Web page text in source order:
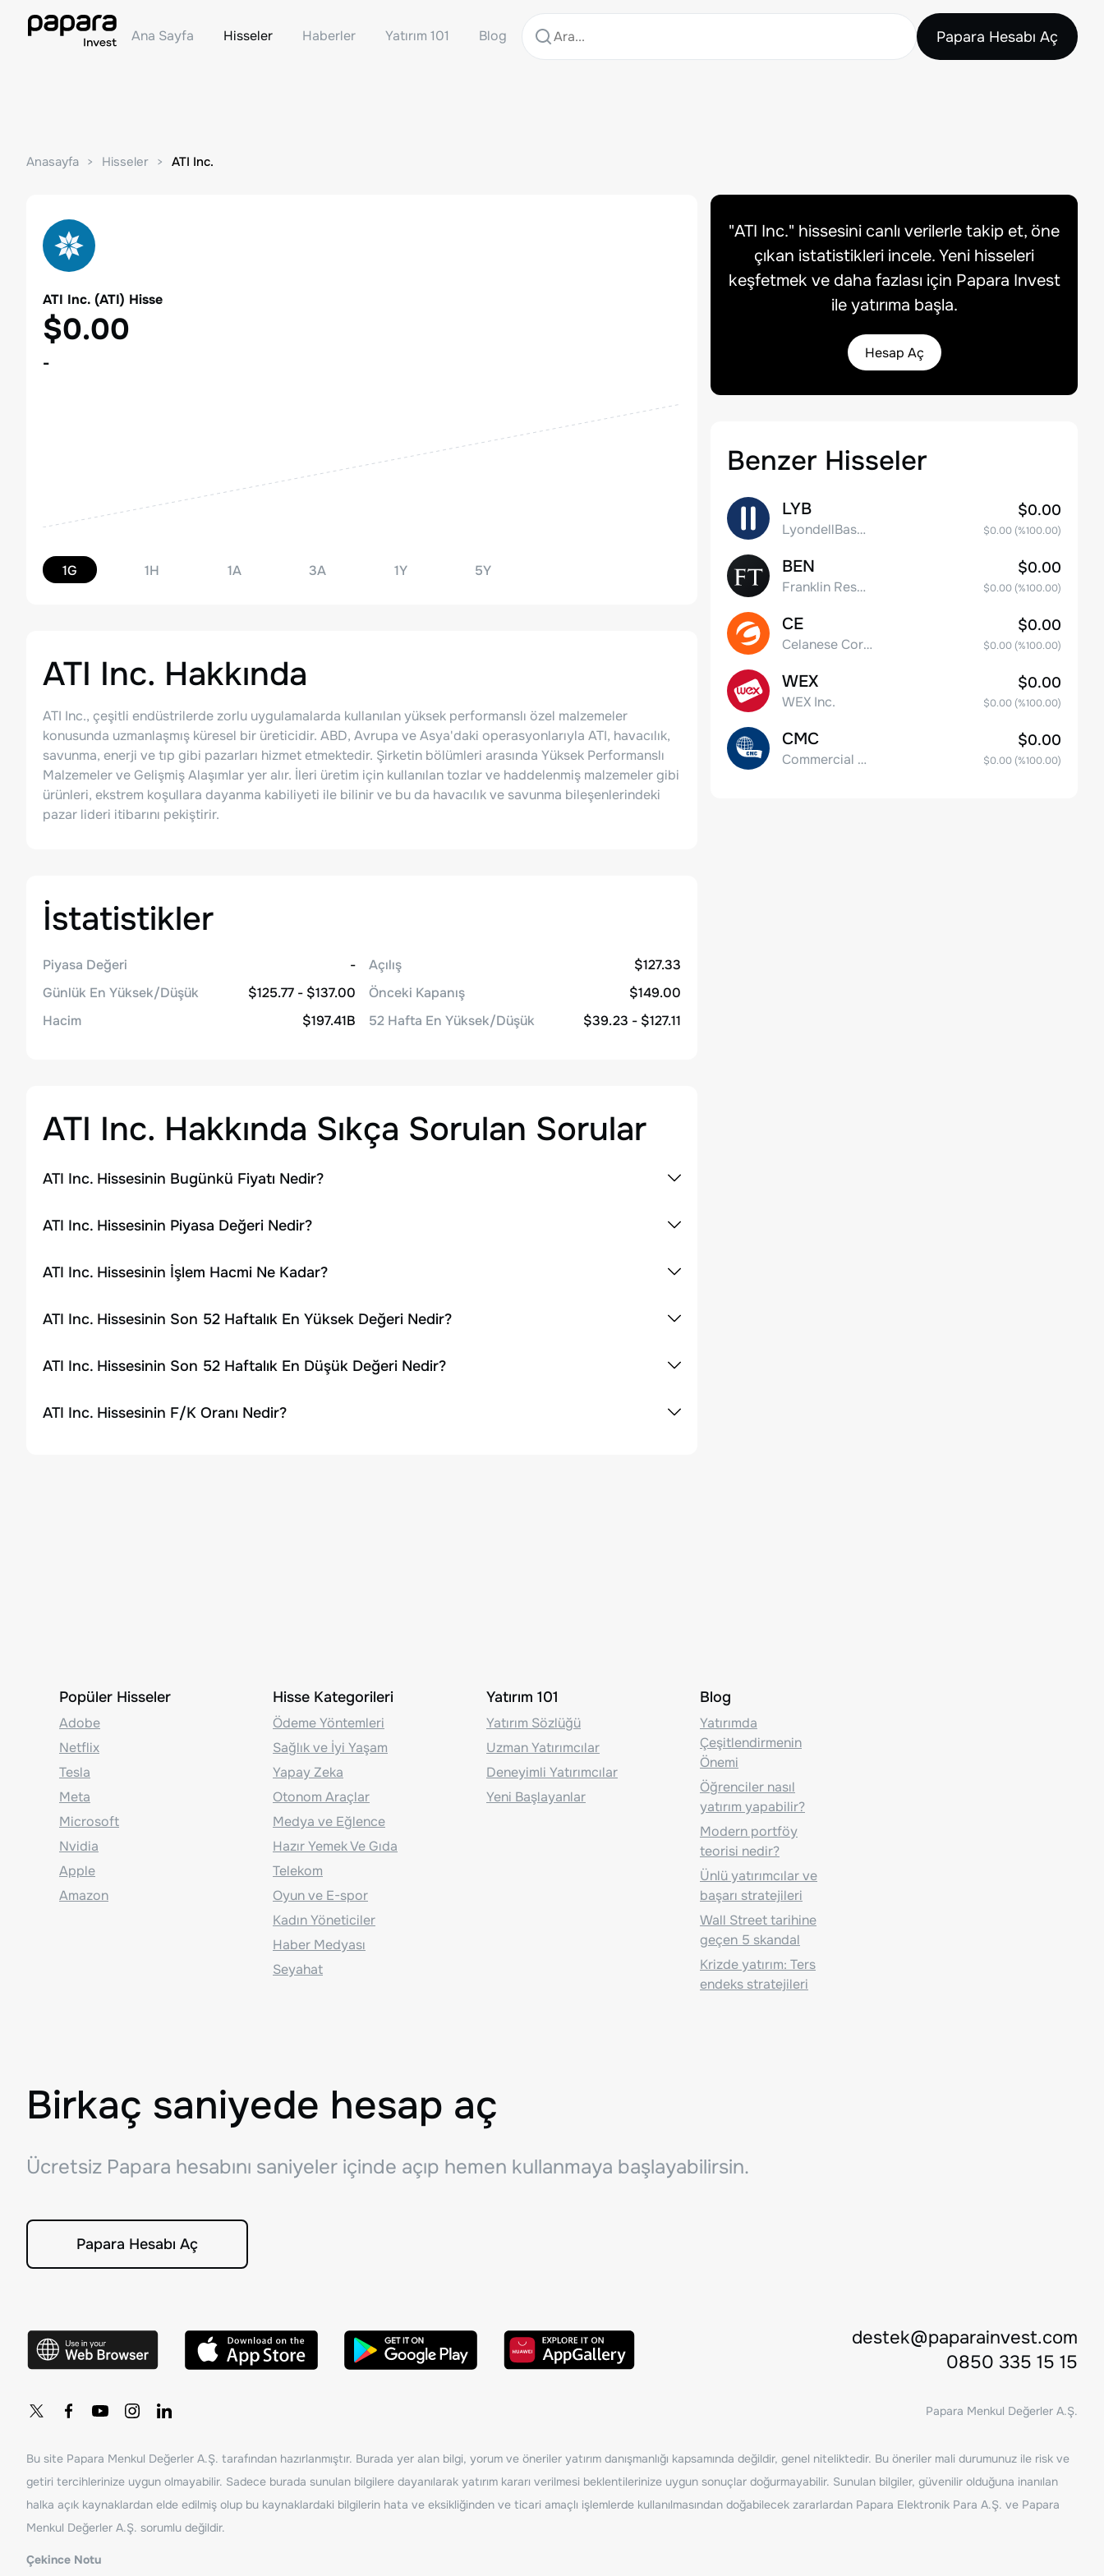
Ana Sayfa Hisseler Haberler Yatırım 101 Blog Papara Hesabı Aç
Anasayfa Hisseler ATI Inc.
ATI Inc. (ATI) Hisse
$0.00
-
1G 1H 1A 3A 1Y 5Y
ATI Inc. Hakkında
ATI Inc., çeşitli endüstrilerde zorlu uygulamalarda kullanılan yüksek performanslı özel malzemeler
konusunda uzmanlaşmış küresel bir üreticidir. ABD, Avrupa ve Asya'daki operasyonlarıyla ATI, havacılık,
savunma, enerji ve tıp gibi pazarları hizmet etmektedir. Şirketin bölümleri arasında Yüksek Performanslı
Malzemeler ve Gelişmiş Alaşımlar yer alır. İleri üretim için kullanılan tozlar ve haddelenmiş malzemeler gibi
ürünleri, ekstrem koşullara dayanma kabiliyeti ile bilinir ve bu da havacılık ve savunma bileşenlerindeki
pazar lideri itibarını pekiştirir.
İstatistikler
Piyasa Değeri
-
Günlük En Yüksek/Düşük
$125.77 - $137.00
Hacim
$197.41B
Açılış
$127.33
Önceki Kapanış
$149.00
52 Hafta En Yüksek/Düşük
$39.23 - $127.11
ATI Inc. Hakkında Sıkça Sorulan Sorular
ATI Inc. Hissesinin Bugünkü Fiyatı Nedir?
ATI Inc. Hissesinin Piyasa Değeri Nedir?
ATI Inc. Hissesinin İşlem Hacmi Ne Kadar?
ATI Inc. Hissesinin Son 52 Haftalık En Yüksek Değeri Nedir?
ATI Inc. Hissesinin Son 52 Haftalık En Düşük Değeri Nedir?
ATI Inc. Hissesinin F/K Oranı Nedir?
"ATI Inc." hissesini canlı verilerle takip et, öne
çıkan istatistikleri incele. Yeni hisseleri
keşfetmek ve daha fazlası için Papara Invest
ile yatırıma başla.
Hesap Aç
Benzer Hisseler
LYB
LyondellBasell Industries N.V. Class A
$0.00
$0.00(%100.00)
BEN
Franklin Resources, Inc.
$0.00
$0.00(%100.00)
CE
Celanese Corporation Common Stock
$0.00
$0.00(%100.00)
WEX
WEX Inc.
$0.00
$0.00(%100.00)
CMC
Commercial Metals Company
$0.00
$0.00(%100.00)
Popüler Hisseler
Adobe
Netflix
Tesla
Meta
Microsoft
Nvidia
Apple
Amazon
Hisse Kategorileri
Ödeme Yöntemleri
Sağlık ve İyi Yaşam
Yapay Zeka
Otonom Araçlar
Medya ve Eğlence
Hazır Yemek Ve Gıda
Telekom
Oyun ve E-spor
Kadın Yöneticiler
Haber Medyası
Seyahat
Yatırım 101
Yatırım Sözlüğü
Uzman Yatırımcılar
Deneyimli Yatırımcılar
Yeni Başlayanlar
Blog
Yatırımda
Çeşitlendirmenin
Önemi
Öğrenciler nasıl
yatırım yapabilir?
Modern portföy
teorisi nedir?
Ünlü yatırımcılar ve
başarı stratejileri
Wall Street tarihine
geçen 5 skandal
Krizde yatırım: Ters
endeks stratejileri
Birkaç saniyede hesap aç
Ücretsiz Papara hesabını saniyeler içinde açıp hemen kullanmaya başlayabilirsin.
Papara Hesabı Aç
destek@paparainvest.com
0850 335 15 15
Papara Menkul Değerler A.Ş.
Bu site Papara Menkul Değerler A.Ş. tarafından hazırlanmıştır. Burada yer alan bilgi, yorum ve öneriler yatırım danışmanlığı kapsamında değildir, genel niteliktedir. Bu öneriler mali durumunuz ile risk ve
getiri tercihlerinize uygun olmayabilir. Sadece burada sunulan bilgilere dayanılarak yatırım kararı verilmesi beklentilerinize uygun sonuçlar doğurmayabilir. Sunulan bilgiler, güvenilir olduğuna inanılan
halka açık kaynaklardan elde edilmiş olup bu kaynaklardaki bilgilerin hata ve eksikliğinden ve ticari amaçlı işlemlerde kullanılmasından doğabilecek zararlardan Papara Elektronik Para A.Ş. ve Papara
Menkul Değerler A.Ş. sorumlu değildir.
Çekince Notu